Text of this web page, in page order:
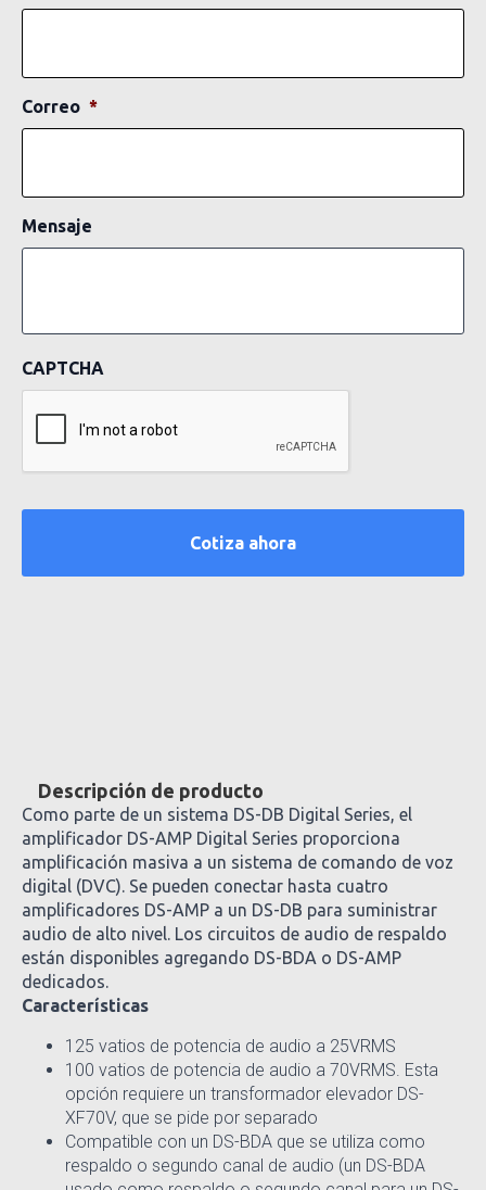
Correo *
Mensaje
CAPTCHA
Descripción de producto
Como parte de un sistema DS-DB Digital Series, el
amplificador DS-AMP Digital Series proporciona
amplificación masiva a un sistema de comando de voz
digital (DVC). Se pueden conectar hasta cuatro
amplificadores DS-AMP a un DS-DB para suministrar
audio de alto nivel. Los circuitos de audio de respaldo
están disponibles agregando DS-BDA o DS-AMP
dedicados.
Características
125 vatios de potencia de audio a 25VRMS
100 vatios de potencia de audio a 70VRMS. Esta
opción requiere un transformador elevador DS-
XF70V, que se pide por separado
Compatible con un DS-BDA que se utiliza como
respaldo o segundo canal de audio (un DS-BDA